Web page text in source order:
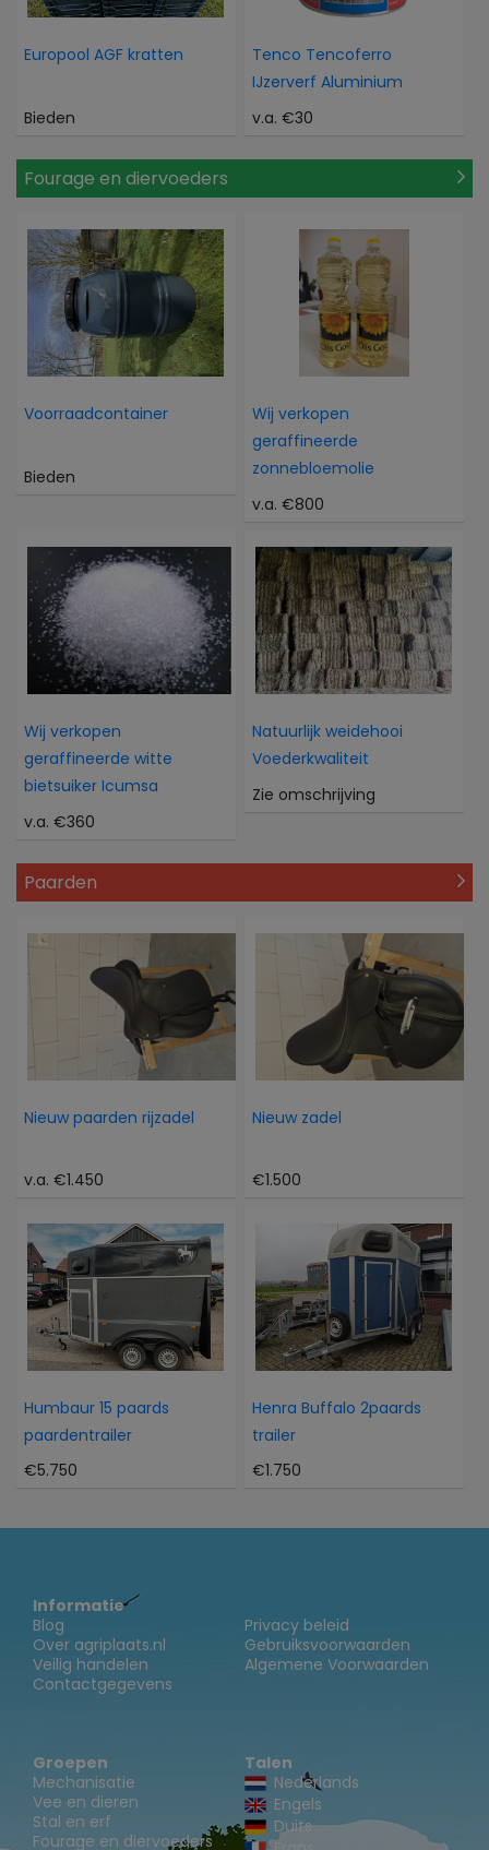
Europool AGF kratten
Bieden
Tenco Tencoferro
IJzerverf Aluminium
v.a. €30
Fourage en diervoeders
Voorraadcontainer
Bieden
Wij verkopen
geraffineerde
zonnebloemolie
v.a. €800
Wij verkopen
geraffineerde witte
bietsuiker Icumsa
v.a. €360
Natuurlijk weidehooi
Voederkwaliteit
Zie omschrijving
Paarden
Nieuw paarden rijzadel
v.a. €1.450
Nieuw zadel
€1.500
Humbaur 15 paards
paardentrailer
€5.750
Henra Buffalo 2paards
trailer
€1.750
Informatie
Blog
Over agriplaats.nl
Veilig handelen
Contactgegevens
Privacy beleid
Gebruiksvoorwaarden
Algemene Voorwaarden
Groepen
Mechanisatie
Vee en dieren
Stal en erf
Fourage en diervoeders
Talen
Nederlands
Engels
Duits